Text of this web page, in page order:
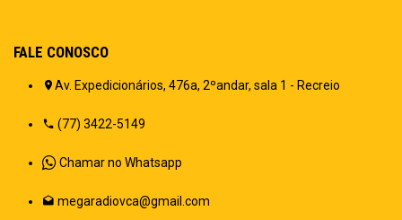
FALE CONOSCO
Av. Expedicionários, 476a, 2ºandar, sala 1 - Recreio
(77) 3422-5149
Chamar no Whatsapp
megaradiovca@gmail.com